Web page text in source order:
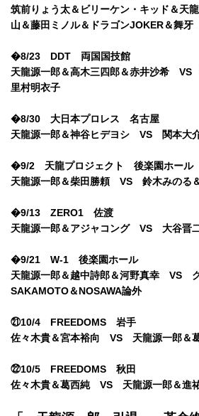
筑前りょう太＆ビリーケン・キッド＆
山＆藤田ミノル＆ドラゴンJOKER＆舞牙
�8/23 DDT 両国国技館
天龍源一郎＆高木三四郎＆赤井沙希 VS
里村明衣子
�8/30 大日本プロレス 名古屋
天龍源一郎＆神谷ヒデヨシ VS 関本大
�9/2 天龍プロジェクト 後楽園ホール
天龍源一郎＆柴田勝頼 VS 鈴木みのる
�9/13 ZERO1 佐渡
天龍源一郎＆アジャコング VS 大谷晋
�9/21 W-1 後楽園ホール
天龍源一郎＆越中詩郎＆河野真幸 VS
SAKAMOTO＆NOSAWA論外
㉑10/4 FREEDOMS 岩手
佐々木貴＆宮本裕向 VS 天龍源一郎＆
㉒10/5 FREEDOMS 秋田
佐々木貴＆葛西純 VS 天龍源一郎＆進